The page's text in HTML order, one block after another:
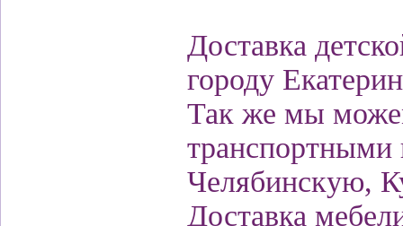
Доставка
городу
Так же мы
Челябинскую,
Доставка